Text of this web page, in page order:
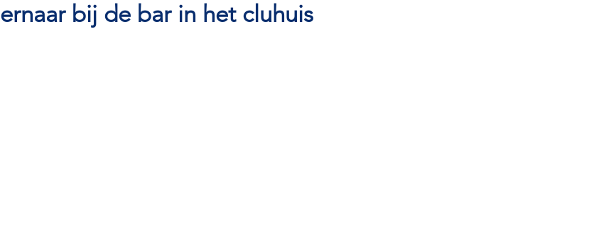
ernaar bij de bar in het cluhuis